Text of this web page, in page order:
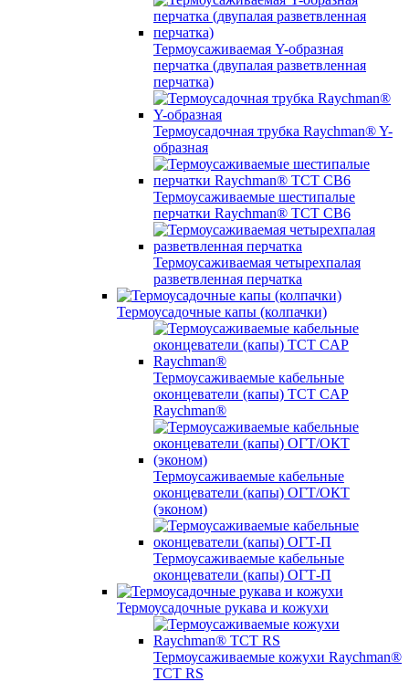
Термоусаживаемая Y-образная
перчатка (двупалая разветвленная
перчатка)
Термоусадочная трубка Raychman® Y-
образная
Термоусаживаемые шестипалые
перчатки Raychman® ТСТ СВ6
Термоусаживаемая четырехпалая
разветвленная перчатка
Термоусадочные капы (колпачки)
Термоусаживаемые кабельные
оконцеватели (капы) ТCT CAP
Raychman®
Термоусаживаемые кабельные
оконцеватели (капы) ОГТ/ОКТ
(эконом)
Термоусаживаемые кабельные
оконцеватели (капы) ОГТ-П
Термоусадочные рукава и кожухи
Термоусаживаемые кожухи Raychman®
TCT RS